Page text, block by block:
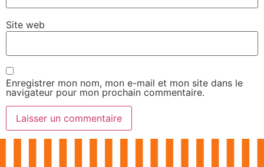
Site web
Enregistrer mon nom, mon e-mail et mon site dans le
navigateur pour mon prochain commentaire.